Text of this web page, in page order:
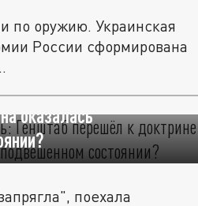
по оружию. Украинская
России сформирована
Генштаб перешёл
оказалась
поехала